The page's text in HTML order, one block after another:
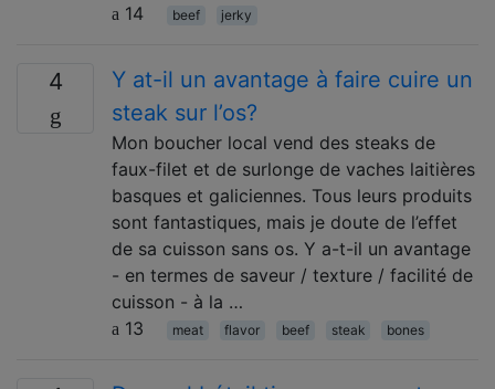
14
beef jerky
4
Y at-il un avantage à faire cuire un
steak sur l’os?
Mon boucher local vend des steaks de
faux-filet et de surlonge de vaches laitières
basques et galiciennes. Tous leurs produits
sont fantastiques, mais je doute de l’effet
de sa cuisson sans os. Y a-t-il un avantage
- en termes de saveur / texture / facilité de
cuisson - à la …
13
meat flavor beef steak bones